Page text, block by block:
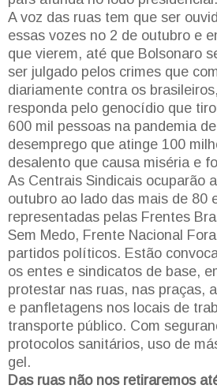
A voz das ruas tem que ser
essas vozes no 2 de outubro e
que vierem, até que Bolsonaro
ser julgado pelos crimes que
diariamente contra os
responda pelo genocídio que
600 mil pessoas na pandemia
desemprego que atinge 100
desalento que causa miséria e
As Centrais Sindicais ocuparão
outubro ao lado das mais de 80
representadas pelas Frentes
Sem Medo, Frente Nacional
partidos políticos. Estão
os entes e sindicatos de base,
protestar nas ruas, nas praças,
e panfletagens nos locais de
transporte público. Com
protocolos sanitários, uso de
gel.
Das ruas não nos retiraremos